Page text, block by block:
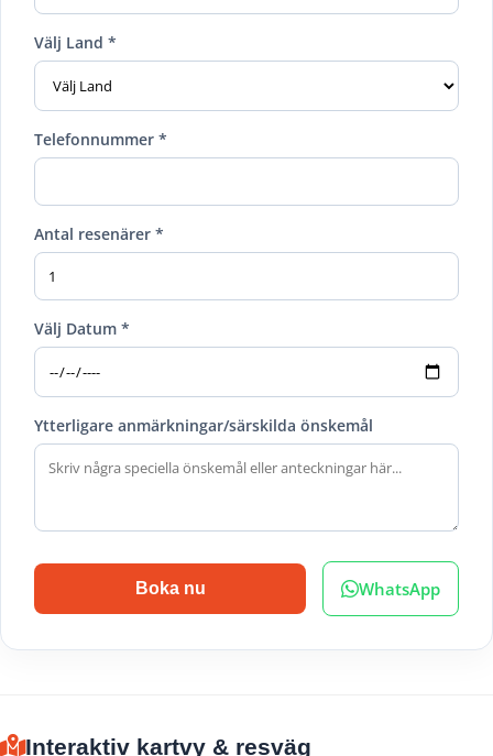
Välj Land *
Telefonnummer *
Antal resenärer *
Välj Datum *
Ytterligare anmärkningar/särskilda önskemål
Boka nu WhatsApp
Interaktiv kartvy & resväg